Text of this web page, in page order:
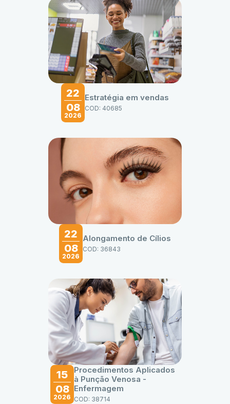
22
08
2026
Estratégia em vendas
COD: 40685
22
08
2026
Alongamento de Cílios
COD: 36843
15
08
2026
Procedimentos Aplicados
à Punção Venosa -
Enfermagem
COD: 38714